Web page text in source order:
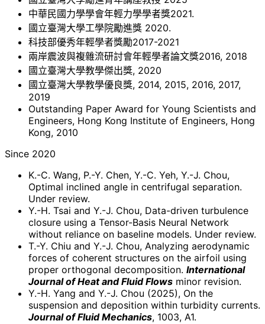
中華民國力學學會年輕力學學者獎2021.
國立臺灣大學工學院勵進獎 2020.
科技部優秀年輕學者獎勵2017-2021
兩岸震波與複雜流研討會年輕學者論文獎2016, 2018
國立臺灣大學教學傑出獎, 2020
國立臺灣大學教學優良獎, 2014, 2015, 2016, 2017,
2019
Outstanding Paper Award for Young Scientists and
Engineers, Hong Kong Institute of Engineers, Hong
Kong, 2010
Since 2020
K.-C. Wang, P.-Y. Chen, Y.-C. Yeh, Y.-J. Chou,
Optimal inclined angle in centrifugal separation.
Under review.
Y.-H. Tsai and Y.-J. Chou, Data-driven turbulence
closure using a Tensor-Basis Neural Network
without reliance on baseline models. Under review.
T.-Y. Chiu and Y.-J. Chou, Analyzing aerodynamic
forces of coherent structures on the airfoil using
proper orthogonal decomposition. International
Journal of Heat and Fluid Flows minor revision.
Y.-H. Yang and Y.-J. Chou (2025), On the
suspension and deposition within turbidity currents.
Journal of Fluid Mechanics, 1003, A1.